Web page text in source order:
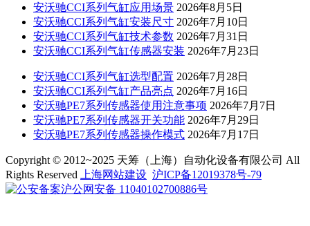
安沃驰CCI系列气缸应用场景 2026年8月5日
安沃驰CCI系列气缸安装尺寸 2026年7月10日
安沃驰CCI系列气缸技术参数 2026年7月31日
安沃驰CCI系列气缸传感器安装 2026年7月23日
安沃驰CCI系列气缸选型配置 2026年7月28日
安沃驰CCI系列气缸产品亮点 2026年7月16日
安沃驰PE7系列传感器使用注意事项 2026年7月7日
安沃驰PE7系列传感器开关功能 2026年7月29日
安沃驰PE7系列传感器操作模式 2026年7月17日
Copyright © 2012~2025 天筹（上海）自动化设备有限公司 All
Rights Reserved
上海网站建设 沪ICP备12019378号-79
沪公网安备 11040102700886号